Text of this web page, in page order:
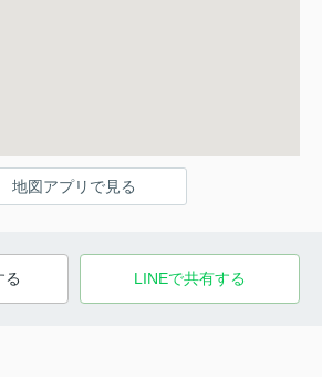
地図アプリで見る
る LINEで共有する